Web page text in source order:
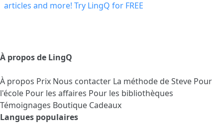
À propos de LingQ
À propos Prix Nous contacter La méthode de Steve Pour
l'école Pour les affaires Pour les bibliothèques
Témoignages Boutique Cadeaux
Langues populaires